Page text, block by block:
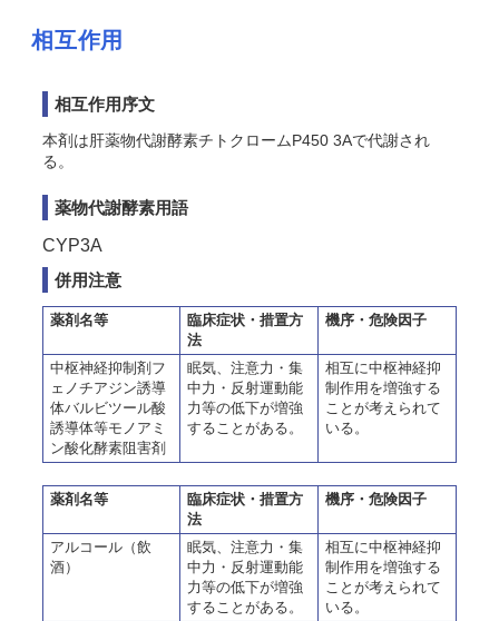
相互作用
相互作用序文
本剤は肝薬物代謝酵素チトクロームP450 3Aで代謝され
る。
薬物代謝酵素用語
CYP3A
併用注意
薬剤名等
臨床症状・措置方
法
機序・危険因子
中枢神経抑制剤フ
ェノチアジン誘導
体バルビツール酸
誘導体等モノアミ
ン酸化酵素阻害剤
眠気、注意力・集
中力・反射運動能
力等の低下が増強
することがある。
相互に中枢神経抑
制作用を増強する
ことが考えられて
いる。
薬剤名等
臨床症状・措置方
法
機序・危険因子
アルコール（飲
酒）
眠気、注意力・集
中力・反射運動能
力等の低下が増強
することがある。
相互に中枢神経抑
制作用を増強する
ことが考えられて
いる。